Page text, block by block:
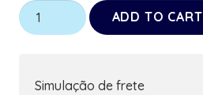
Jogo
de
Seletividade
ADD TO CART
Simulação de frete